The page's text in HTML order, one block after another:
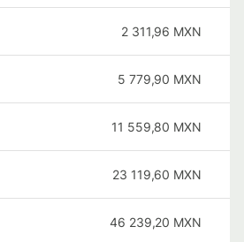
2 311,96 MXN
5 779,90 MXN
11 559,80 MXN
23 119,60 MXN
46 239,20 MXN